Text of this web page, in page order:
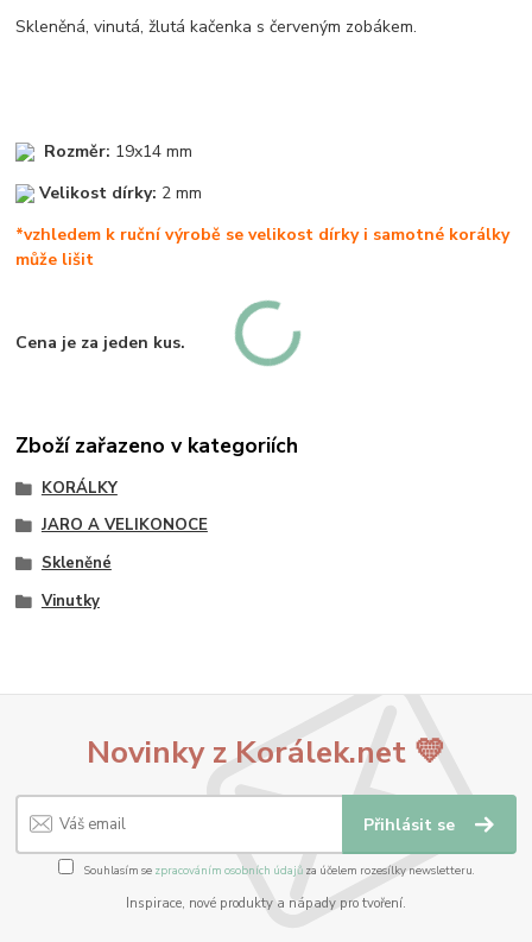
Skleněná, vinutá, žlutá kačenka s červeným zobákem.
Rozměr: 19x14 mm
Velikost dírky: 2 mm
*vzhledem k ruční výrobě se velikost dírky i samotné korálky
může lišit
Cena je za jeden kus.
Zboží zařazeno v kategoriích
KORÁLKY
JARO A VELIKONOCE
Skleněné
Vinutky
Novinky z Korálek.net 💛
Přihlásit se
Souhlasím se zpracováním osobních údajůza účelem rozesílky newsletteru.
Inspirace, nové produkty a nápady pro tvoření.